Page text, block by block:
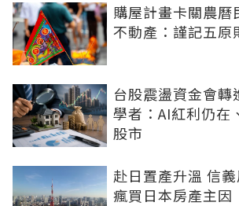
購屋計畫卡關農曆
不動產：謹記五原
台股震盪資金會轉
學者：AI紅利仍在
股市
赴日置產升溫 信
瘋買日本房產主因